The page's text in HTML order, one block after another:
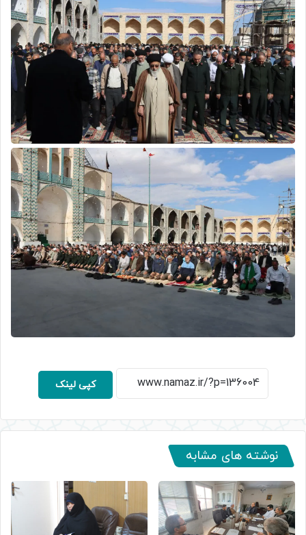
کپی لینک
نوشته های مشابه